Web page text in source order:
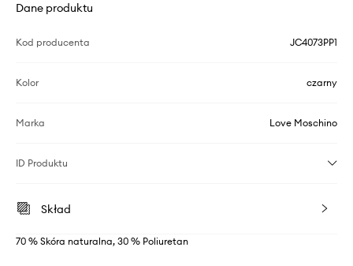
Dane produktu
Kod producenta JC4073PP1
Kolor czarny
Marka Love Moschino
ID Produktu
Skład
70 % Skóra naturalna, 30 % Poliuretan